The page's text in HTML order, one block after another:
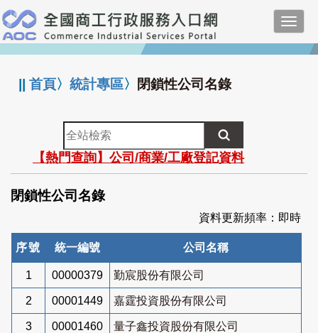
跳
到
主
要
:::
||首頁〉統計專區〉 閉鎖性公司名錄
全
站
檢
索
【熱門查詢】公司/商業/工廠登記資料
閉鎖性公司名錄
資料更新頻率：即時
序號 統一編號 公司名稱
1 00000379 勤宸股份有限公司
2 00001449 嘉霆投資股份有限公司
3 00001460 量子鑫投資股份有限公司